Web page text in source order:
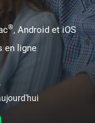
®, Android et iOS
en ligne